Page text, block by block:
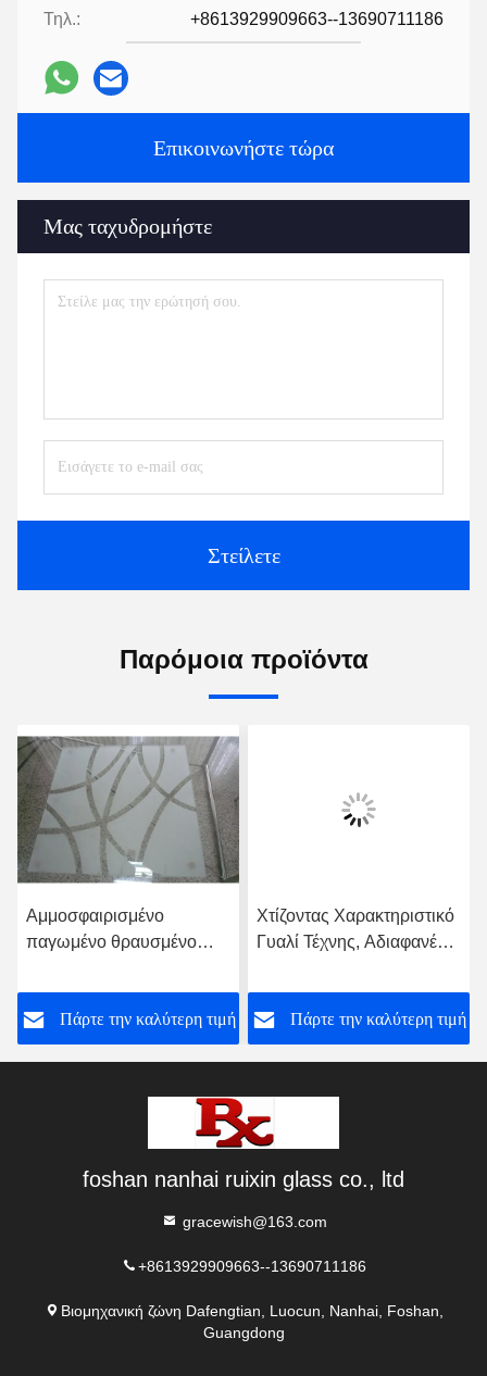
Τηλ.: +8613929909663--13690711186
Επικοινωνήστε τώρα
Μας ταχυδρομήστε
Στείλετε
Παρόμοια προϊόντα
θραυσμένο
και τραπεζαρίας
Πάρτε την καλύτερη τιμή
Χτίζοντας Χαρακτηριστικό
Γυαλί Τέχνης, Αδιαφανές
Πάρτε την καλύτερη τιμή
σύρμα
foshan nanhai ruixin glass co., ltd
gracewish@163.com
+8613929909663--13690711186
Βιομηχανική ζώνη Dafengtian, Luocun, Nanhai, Foshan,
Guangdong